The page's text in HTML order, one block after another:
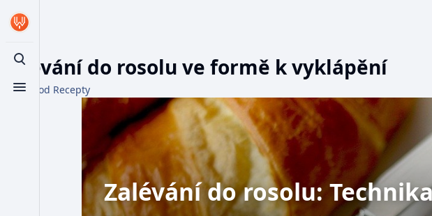
Toggle search
Toggle menu
Zalévání do rosolu ve formě k vyklápění
Z WikiFood Recepty
Zalévání do rosolu: